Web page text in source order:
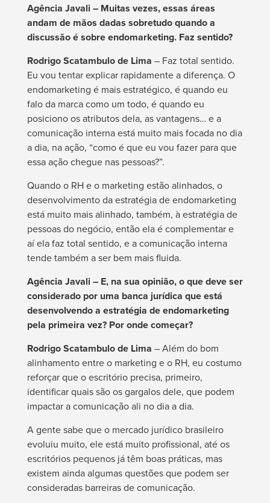
Agência Javali – Muitas vezes, essas áreas
andam de mãos dadas sobretudo quando a
discussão é sobre endomarketing. Faz sentido?
Rodrigo Scatambulo de Lima – Faz total sentido.
Eu vou tentar explicar rapidamente a diferença. O
endomarketing é mais estratégico, é quando eu
falo da marca como um todo, é quando eu
posiciono os atributos dela, as vantagens… e a
comunicação interna está muito mais focada no dia
a dia, na ação, “como é que eu vou fazer para que
essa ação chegue nas pessoas?”.
Quando o RH e o marketing estão alinhados, o
desenvolvimento da estratégia de endomarketing
está muito mais alinhado, também, à estratégia de
pessoas do negócio, então ela é complementar e
aí ela faz total sentido, e a comunicação interna
tende também a ser bem mais fluida.
Agência Javali – E, na sua opinião, o que deve ser
considerado por uma banca jurídica que está
desenvolvendo a estratégia de endomarketing
pela primeira vez? Por onde começar?
Rodrigo Scatambulo de Lima – Além do bom
alinhamento entre o marketing e o RH, eu costumo
reforçar que o escritório precisa, primeiro,
identificar quais são os gargalos dele, que podem
impactar a comunicação ali no dia a dia.
A gente sabe que o mercado jurídico brasileiro
evoluiu muito, ele está muito profissional, até os
escritórios pequenos já têm boas práticas, mas
existem ainda algumas questões que podem ser
consideradas barreiras de comunicação.